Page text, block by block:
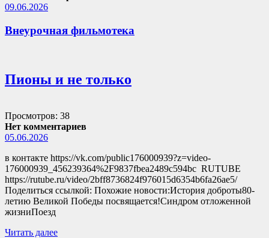
09.06.2026
Внеурочная фильмотека
Пионы и не только
Просмотров: 38
Нет комментариев
05.06.2026
в контакте https://vk.com/public176000939?z=video-
176000939_456239364%2F9837fbea2489c594bc RUTUBE
https://rutube.ru/video/2bff8736824f976015d6354b6fa26ae5/
Поделиться ссылкой: Похожие новости:История доброты80-
летию Великой Победы посвящается!Синдром отложенной
жизниПоезд
Читать далее